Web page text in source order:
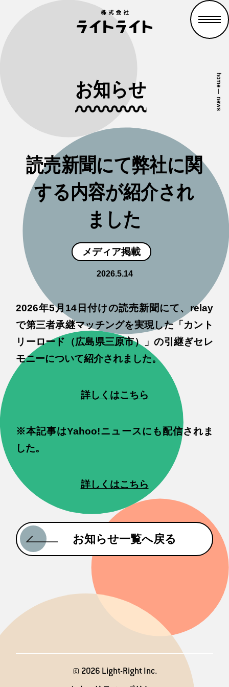
お知らせ
読売新聞にて弊社に関
する内容が紹介され
ました
メディア掲載
2026.5.14
home
—
news
2026年5月14日付けの読売新聞にて、relay
で第三者承継マッチングを実現した「カント
リーロード（広島県三原市）」の引継ぎセレ
モニーについて紹介されました。
詳しくはこちら
※本記事はYahoo!ニュースにも配信されま
した。
詳しくはこちら
お知らせ一覧へ戻る
© 2026 Light-Right Inc.